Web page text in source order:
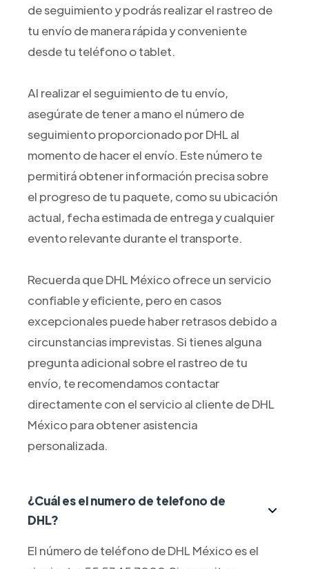
de seguimiento y podrás realizar el rastreo de
tu envío de manera rápida y conveniente
desde tu teléfono o tablet.
Al realizar el seguimiento de tu envío,
asegúrate de tener a mano el número de
seguimiento proporcionado por DHL al
momento de hacer el envío. Este número te
permitirá obtener información precisa sobre
el progreso de tu paquete, como su ubicación
actual, fecha estimada de entrega y cualquier
evento relevante durante el transporte.
Recuerda que DHL México ofrece un servicio
confiable y eficiente, pero en casos
excepcionales puede haber retrasos debido a
circunstancias imprevistas. Si tienes alguna
pregunta adicional sobre el rastreo de tu
envío, te recomendamos contactar
directamente con el servicio al cliente de DHL
México para obtener asistencia
personalizada.
¿Cuál es el numero de telefono de
DHL?
El número de teléfono de DHL México es el